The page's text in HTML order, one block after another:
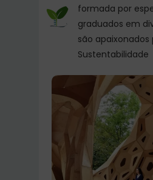
formada por
graduados em
são
Sustentabilidade